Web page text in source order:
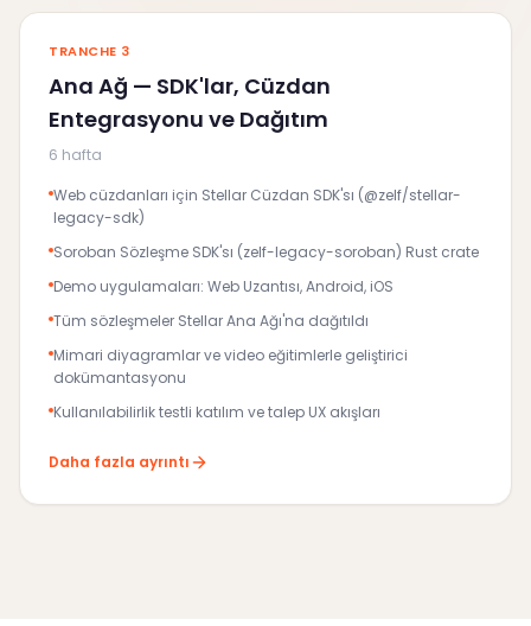
TRANCHE 3
Ana Ağ — SDK'lar, Cüzdan
Entegrasyonu ve Dağıtım
6 hafta
Web cüzdanları için Stellar Cüzdan SDK'sı (@zelf/stellar-
legacy-sdk)
Soroban Sözleşme SDK'sı (zelf-legacy-soroban) Rust crate
Demo uygulamaları: Web Uzantısı, Android, iOS
Tüm sözleşmeler Stellar Ana Ağı'na dağıtıldı
Mimari diyagramlar ve video eğitimlerle geliştirici
dokümantasyonu
Kullanılabilirlik testli katılım ve talep UX akışları
Daha fazla ayrıntı